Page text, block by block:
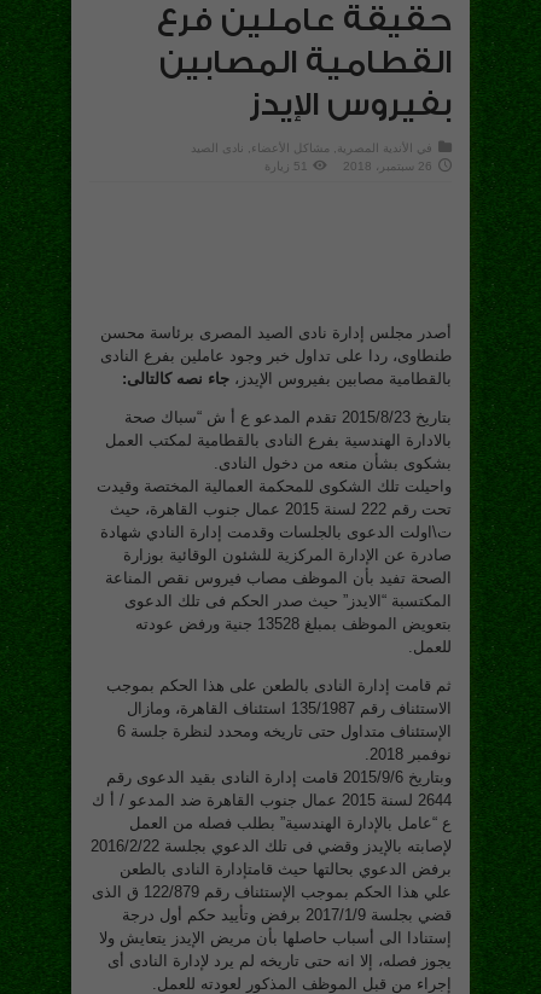
حقيقة عاملين فرع
القطامية المصابين
بفيروس الإيدز
في الأندية المصرية مشاكل الأعضاء
نادى الصيد
26 سبتمبر، 2018
51 زيارة
أصدر مجلس إدارة نادى الصيد المصرى برئاسة محسن
طنطاوى، ردا على تداول خبر وجود عاملين بفرع النادى
بالقطامية مصابين بفيروس الإيدز، جاء نصه كالتالى:
بتاريخ 2015/8/23 تقدم المدعو ع أ ش “سباك صحة
بالادارة الهندسية بفرع النادى بالقطامية لمكتب العمل
بشكوى بشأن منعه من دخول النادى.
واحيلت تلك الشكوى للمحكمة العمالية المختصة وقيدت
تحت رقم 222 لسنة 2015 عمال جنوب القاهرة، حيث
ت\اولت الدعوى بالجلسات وقدمت إدارة النادي شهادة
صادرة عن الإدارة المركزية للشئون الوقائية بوزارة
الصحة تفيد بأن الموظف مصاب فيروس نقص المناعة
المكتسبة “الايدز” حيث صدر الحكم فى تلك الدعوى
بتعويض الموظف بمبلغ 13528 جنية ورفض عودته
للعمل.
ثم قامت إدارة النادى بالطعن على هذا الحكم بموجب
الاستئناف رقم 135/1987 استئناف القاهرة، ومازال
الإستئناف متداول حتى تاريخه ومحدد لنظرة جلسة 6
نوفمبر 2018.
وبتاريخ 2015/9/6 قامت إدارة النادى بقيد الدعوى رقم
2644 لسنة 2015 عمال جنوب القاهرة ضد المدعو / أ ك
ع “عامل بالإدارة الهندسية” بطلب فصله من العمل
لإصابته بالإيدز وقضي فى تلك الدعوي بجلسة 2016/2/22
برفض الدعوي بحالتها حيث قامتإدارة النادى بالطعن
علي هذا الحكم بموجب الإستئناف رقم 122/879 ق الذى
قضي بجلسة 2017/1/9 برفض وتأييد حكم أول درجة
إستنادا الى أسباب حاصلها بأن مريض الإيدز يتعايش ولا
يجوز فصله، إلا انه حتى تاريخه لم يرد لإدارة النادى أى
إجراء من قبل الموظف المذكور لعودته للعمل.